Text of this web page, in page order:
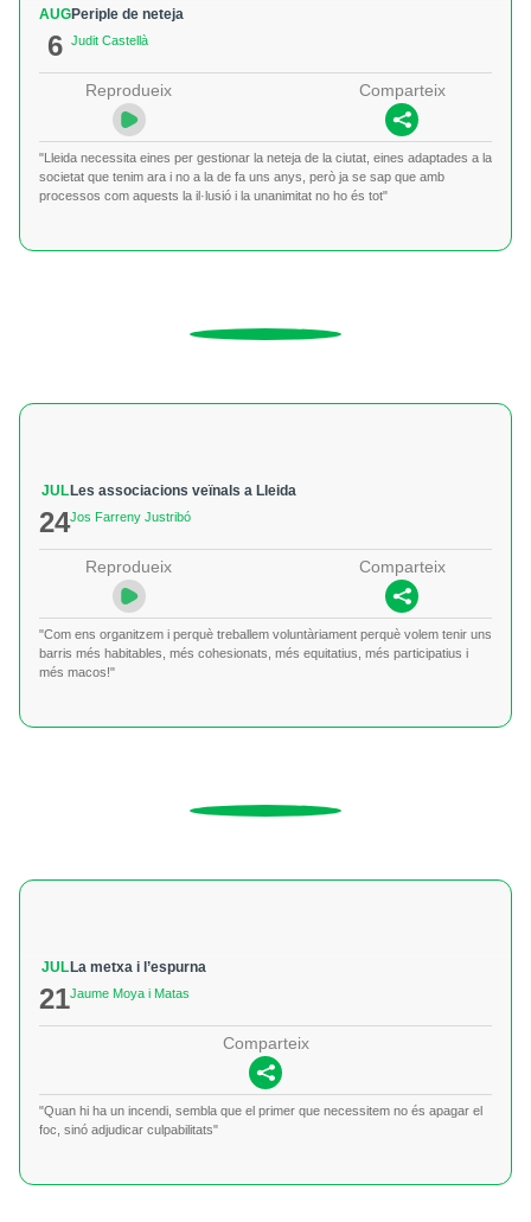
AUG
6
Periple de neteja
Judit Castellà
Reprodueix Comparteix
"Lleida necessita eines per gestionar la neteja de la ciutat, eines adaptades a la
societat que tenim ara i no a la de fa uns anys, però ja se sap que amb
processos com aquests la il·lusió i la unanimitat no ho és tot"
JUL
24
Les associacions veïnals a Lleida
Jos Farreny Justribó
Reprodueix Comparteix
"Com ens organitzem i perquè treballem voluntàriament perquè volem tenir uns
barris més habitables, més cohesionats, més equitatius, més participatius i
més macos!"
JUL
21
La metxa i l’espurna
Jaume Moya i Matas
Comparteix
"Quan hi ha un incendi, sembla que el primer que necessitem no és apagar el
foc, sinó adjudicar culpabilitats"